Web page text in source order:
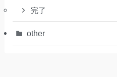
完了
other